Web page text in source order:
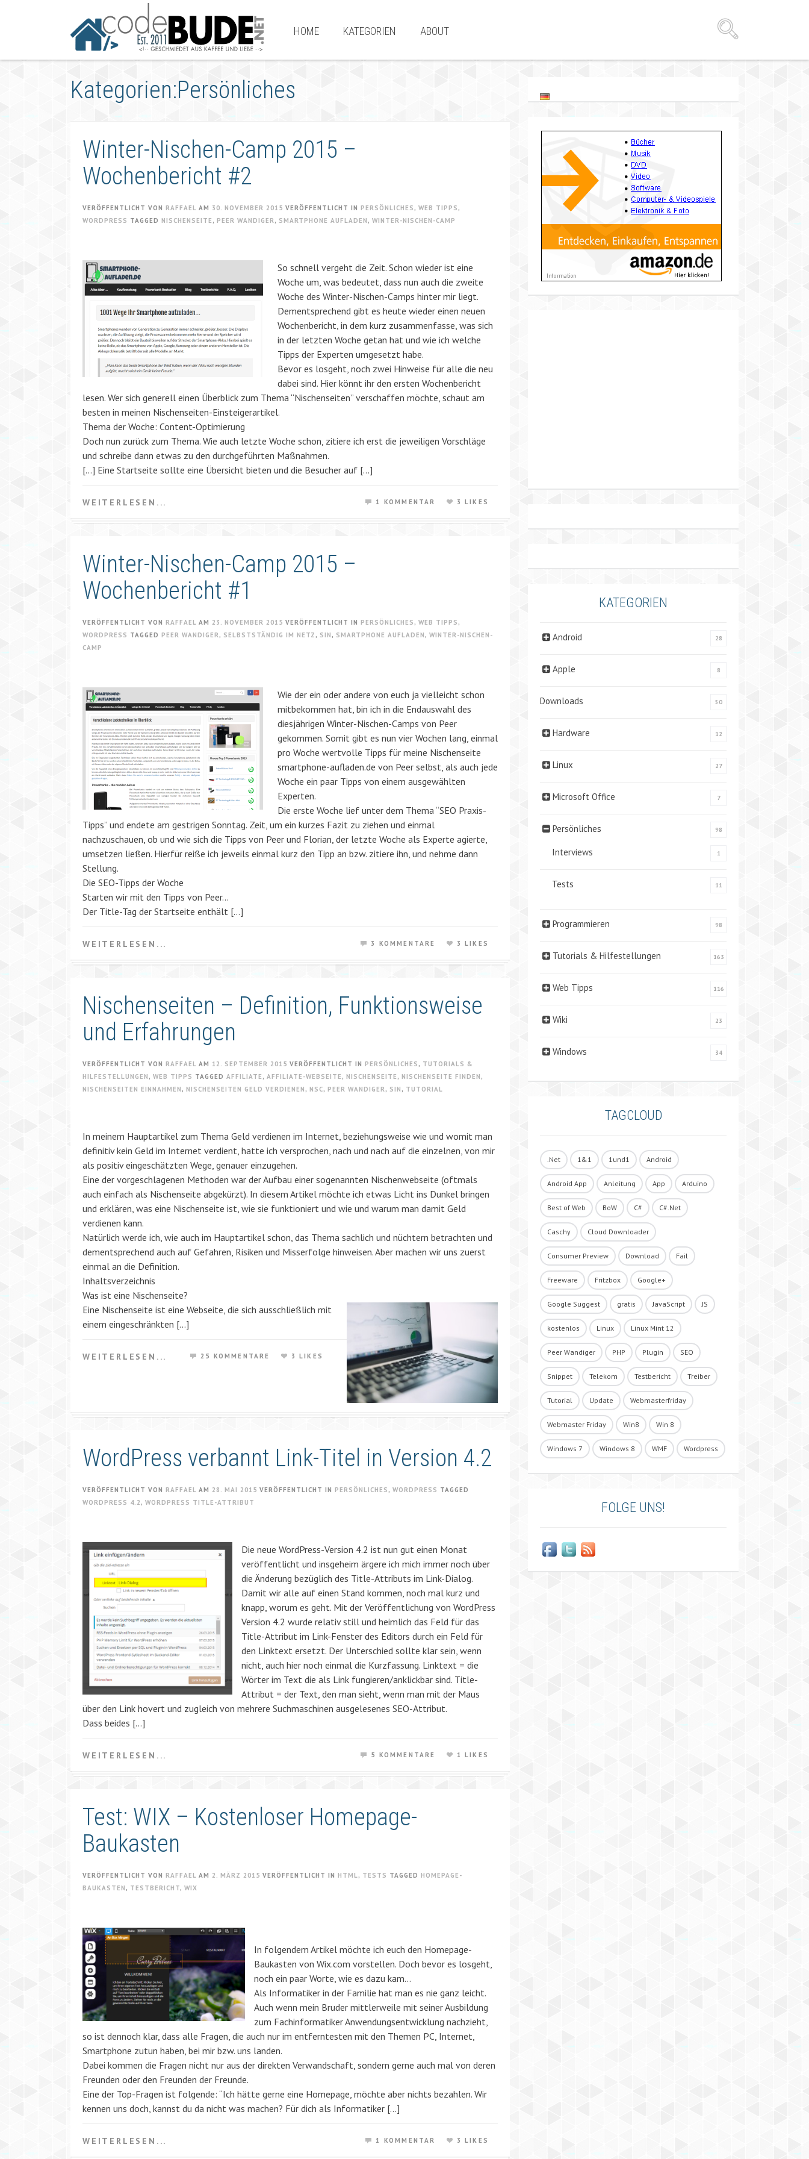
HOME KATEGORIEN ABOUT
Kategorien:Persönliches
Winter-Nischen-Camp 2015 –
Wochenbericht #2
VERÖFFENTLICHT VON RAFFAEL AM 30. NOVEMBER 2015 VERÖFFENTLICHT IN PERSÖNLICHES , WEB TIPPS ,
WORDPRESS TAGGED NISCHENSEITE , PEER WANDIGER, SMARTPHONE AUFLADEN , WINTER-NISCHEN-CAMP
So schnell vergeht die Zeit. Schon wieder ist eine
Woche um, was bedeutet, dass nun auch die zweite
Woche des Winter-Nischen-Camps hinter mir liegt.
Dementsprechend gibt es heute wieder einen neuen
Wochenbericht, in dem kurz zusammenfasse, was sich
in der letzten Woche getan hat und wie ich welche
Tipps der Experten umgesetzt habe.
Bevor es losgeht, noch zwei Hinweise für alle die neu
dabei sind. Hier könnt ihr den ersten Wochenbericht
lesen. Wer sich generell einen Überblick zum Thema “Nischenseiten” verschaffen möchte, schaut am
besten in meinen Nischenseiten-Einsteigerartikel.
Thema der Woche: Content-Optimierung
Doch nun zurück zum Thema. Wie auch letzte Woche schon, zitiere ich erst die jeweiligen Vorschläge
und schreibe dann etwas zu den durchgeführten Maßnahmen.
[…] Eine Startseite sollte eine Übersicht bieten und die Besucher auf […]
WEITERLESEN... 1 KOMMENTAR 3 LIKES
Winter-Nischen-Camp 2015 –
Wochenbericht #1
VERÖFFENTLICHT VON RAFFAEL AM 23. NOVEMBER 2015 VERÖFFENTLICHT IN PERSÖNLICHES , WEB TIPPS ,
WORDPRESS TAGGED PEER WANDIGER, SELBSTSTÄNDIG IM NETZ , SIN , SMARTPHONE AUFLADEN , WINTER-NISCHEN-
CAMP
Wie der ein oder andere von euch ja vielleicht schon
mitbekommen hat, bin ich in die Endauswahl des
diesjährigen Winter-Nischen-Camps von Peer
gekommen. Somit gibt es nun vier Wochen lang, einmal
pro Woche wertvolle Tipps für meine Nischenseite
smartphone-aufladen.de von Peer selbst, als auch jede
Woche ein paar Tipps von einem ausgewählten
Experten.
Die erste Woche lief unter dem Thema “SEO Praxis-
Tipps” und endete am gestrigen Sonntag. Zeit, um ein kurzes Fazit zu ziehen und einmal
nachzuschauen, ob und wie sich die Tipps von Peer und Florian, der letzte Woche als Experte agierte,
umsetzen ließen. Hierfür reiße ich jeweils einmal kurz den Tipp an bzw. zitiere ihn, und nehme dann
Stellung.
Die SEO-Tipps der Woche
Starten wir mit den Tipps von Peer…
Der Title-Tag der Startseite enthält […]
WEITERLESEN... 3 KOMMENTARE 3 LIKES
Nischenseiten – Definition, Funktionsweise
und Erfahrungen
VERÖFFENTLICHT VON RAFFAEL AM 12. SEPTEMBER 2015 VERÖFFENTLICHT IN PERSÖNLICHES , TUTORIALS &
HILFESTELLUNGEN , WEB TIPPS TAGGED AFFILIATE , AFFILIATE-WEBSEITE , NISCHENSEITE , NISCHENSEITE FINDEN ,
NISCHENSEITEN EINNAHMEN , NISCHENSEITEN GELD VERDIENEN , NSC, PEER WANDIGER, SIN , TUTORIAL
In meinem Hauptartikel zum Thema Geld verdienen im Internet, beziehungsweise wie und womit man
definitiv kein Geld im Internet verdient, hatte ich versprochen, nach und nach auf die einzelnen, von mir
als positiv eingeschätzten Wege, genauer einzugehen.
Eine der vorgeschlagenen Methoden war der Aufbau einer sogenannten Nischenwebseite (oftmals
auch einfach als Nischenseite abgekürzt). In diesem Artikel möchte ich etwas Licht ins Dunkel bringen
und erklären, was eine Nischenseite ist, wie sie funktioniert und wie und warum man damit Geld
verdienen kann.
Natürlich werde ich, wie auch im Hauptartikel schon, das Thema sachlich und nüchtern betrachten und
dementsprechend auch auf Gefahren, Risiken und Misserfolge hinweisen. Aber machen wir uns zuerst
einmal an die Definition.
Inhaltsverzeichnis
Was ist eine Nischenseite?
Eine Nischenseite ist eine Webseite, die sich ausschließlich mit
einem eingeschränkten […]
WEITERLESEN... 25 KOMMENTARE 3 LIKES
WordPress verbannt Link-Titel in Version 4.2
VERÖFFENTLICHT VON RAFFAEL AM 28. MAI 2015 VERÖFFENTLICHT IN PERSÖNLICHES , WORDPRESS TAGGED
WORDPRESS 4.2 , WORDPRESS TITLE-ATTRIBUT
Die neue WordPress-Version 4.2 ist nun gut einen Monat
veröffentlicht und insgeheim ärgere ich mich immer noch über
die Änderung bezüglich des Title-Attributs im Link-Dialog.
Damit wir alle auf einen Stand kommen, noch mal kurz und
knapp, worum es geht. Mit der Veröffentlichung von WordPress
Version 4.2 wurde relativ still und heimlich das Feld für das
Title-Attribut im Link-Fenster des Editors durch ein Feld für
den Linktext ersetzt. Der Unterschied sollte klar sein, wenn
nicht, auch hier noch einmal die Kurzfassung. Linktext = die
Wörter im Text die als Link fungieren/anklickbar sind. Title-
Attribut = der Text, den man sieht, wenn man mit der Maus
über den Link hovert und zugleich von mehrere Suchmaschinen ausgelesenes SEO-Attribut.
Dass beides […]
WEITERLESEN... 5 KOMMENTARE 1 LIKES
Test: WIX – Kostenloser Homepage-
Baukasten
VERÖFFENTLICHT VON RAFFAEL AM 2. MÄRZ 2015 VERÖFFENTLICHT IN HTML, TESTS TAGGED HOMEPAGE-
BAUKASTEN , TESTBERICHT, WIX
In folgendem Artikel möchte ich euch den Homepage-
Baukasten von Wix.com vorstellen. Doch bevor es losgeht,
noch ein paar Worte, wie es dazu kam…
Als Informatiker in der Familie hat man es nie ganz leicht.
Auch wenn mein Bruder mittlerweile mit seiner Ausbildung
zum Fachinformatiker Anwendungsentwicklung nachzieht,
so ist dennoch klar, dass alle Fragen, die auch nur im entferntesten mit den Themen PC, Internet,
Smartphone zutun haben, bei mir bzw. uns landen.
Dabei kommen die Fragen nicht nur aus der direkten Verwandschaft, sondern gerne auch mal von deren
Freunden oder den Freunden der Freunde.
Eine der Top-Fragen ist folgende: “Ich hätte gerne eine Homepage, möchte aber nichts bezahlen. Wir
kennen uns doch, kannst du da nicht was machen? Für dich als Informatiker […]
WEITERLESEN... 1 KOMMENTAR 3 LIKES
KATEGORIEN
Android 28
Apple 8
Downloads 50
Hardware 12
Linux 27
Microsoft Office 7
Persönliches 98
Interviews 1
Tests 11
Programmieren 98
Tutorials & Hilfestellungen 163
Web Tipps 116
Wiki 23
Windows 34
TAGCLOUD
.Net 1&1 1und1 Android
Android App Anleitung App Arduino
Best of Web BoW C# C#.Net
Caschy Cloud Downloader
Consumer Preview Download Fail
Freeware Fritzbox Google+
Google Suggest gratis JavaScript JS
kostenlos Linux Linux Mint 12
Peer Wandiger PHP Plugin SEO
Snippet Telekom Testbericht Treiber
Tutorial Update Webmasterfriday
Webmaster Friday Win8 Win 8
Windows 7 Windows 8 WMF Wordpress
FOLGE UNS!